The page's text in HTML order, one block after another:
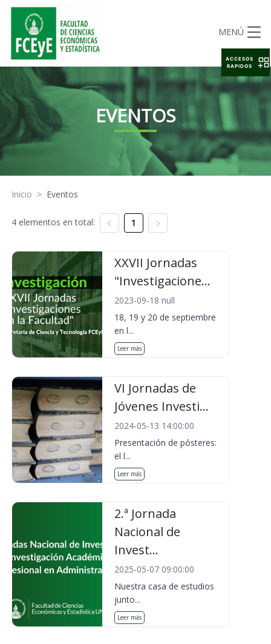
MENÚ
EVENTOS
Inicio > Eventos
4 elementos en total: 1
XXVII Jornadas
"Investigacione...
2023-09-18 null
18, 19 y 20 de septiembre
en l...
Leer más
VI Jornadas de
Jóvenes Investi...
2024-05-13 14:00:00
Presentación de pósteres:
el l...
Leer más
2.ª Jornada
Nacional de
Invest...
2025-05-07 09:00:00
Nuestra casa de estudios
junto...
Leer más
ACCESOS
RAPIDOS